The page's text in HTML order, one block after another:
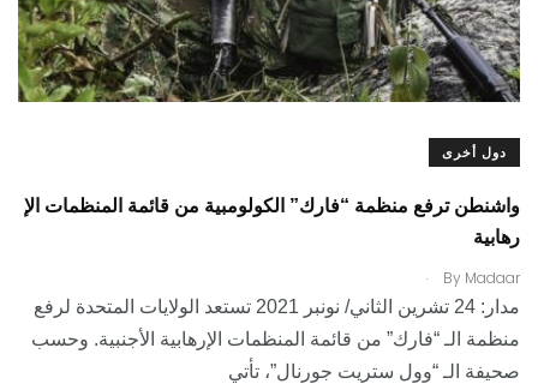
دول أخرى
واشنطن ترفع منظمة “فارك” الكولومبية من قائمة المنظمات الإ
رهابية
By Madaar
.
مدار: 24 تشرين الثاني/ نونبر 2021 تستعد الولايات المتحدة لرفع
منظمة الـ “فارك” من قائمة المنظمات الإرهابية الأجنبية. وحسب
صحيفة الـ “وول ستريت جورنال”، تأتي